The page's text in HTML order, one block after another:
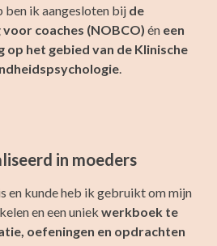
ben ik aangesloten bij de
coaches (NOBCO) én een
op het gebied van de Klinische
.
in moeders
en kunde heb ik gebruikt om mijn
en een uniek werkboek te
oefeningen en opdrachten